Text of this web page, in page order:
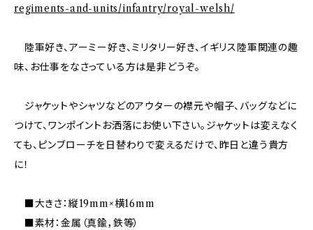
regiments-and-units/infantry/royal-welsh/
陸軍好き、アーミー好き、ミリタリー好き、イギリス陸軍関連の趣
味、お仕事をなさっている方は是非どうぞ。
ジャケットやシャツなどのアウターの襟元や帽子、バッグなどに
つけて、ワンポイントお洒落にお使い下さい。ジャケットは変えなく
ても、ピンブローチを日替わりで変えるだけで、昨日と違う貴方
に！
■大きさ：縦19mm×横16mm
■素材：金属（真鍮，鉄等）